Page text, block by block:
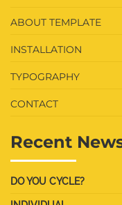
ABOUT TEMPLATE
INSTALLATION
TYPOGRAPHY
CONTACT
Recent
DO YOU CYCLE?